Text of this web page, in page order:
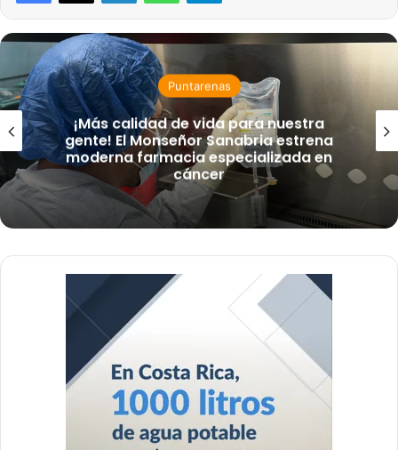
Puntarenas
¡Más calidad de vida para nuestra
gente! El Monseñor Sanabria estrena
moderna farmacia especializada en
cáncer